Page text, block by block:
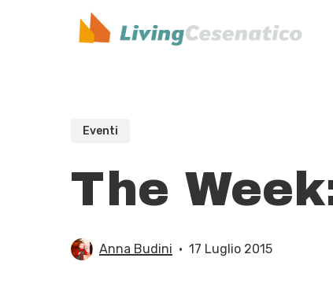
Eventi
The
Anna Budini 17 Luglio 2015